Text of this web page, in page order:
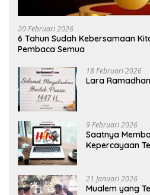
20 Februari 2026
6 Tahun Sudah Kebersamaan
Pembaca Semua
18 Februari 2026
Lara
9 Februari 2026
Saatnya
Kepercayaan
21 Januari 2026
Mualem yang